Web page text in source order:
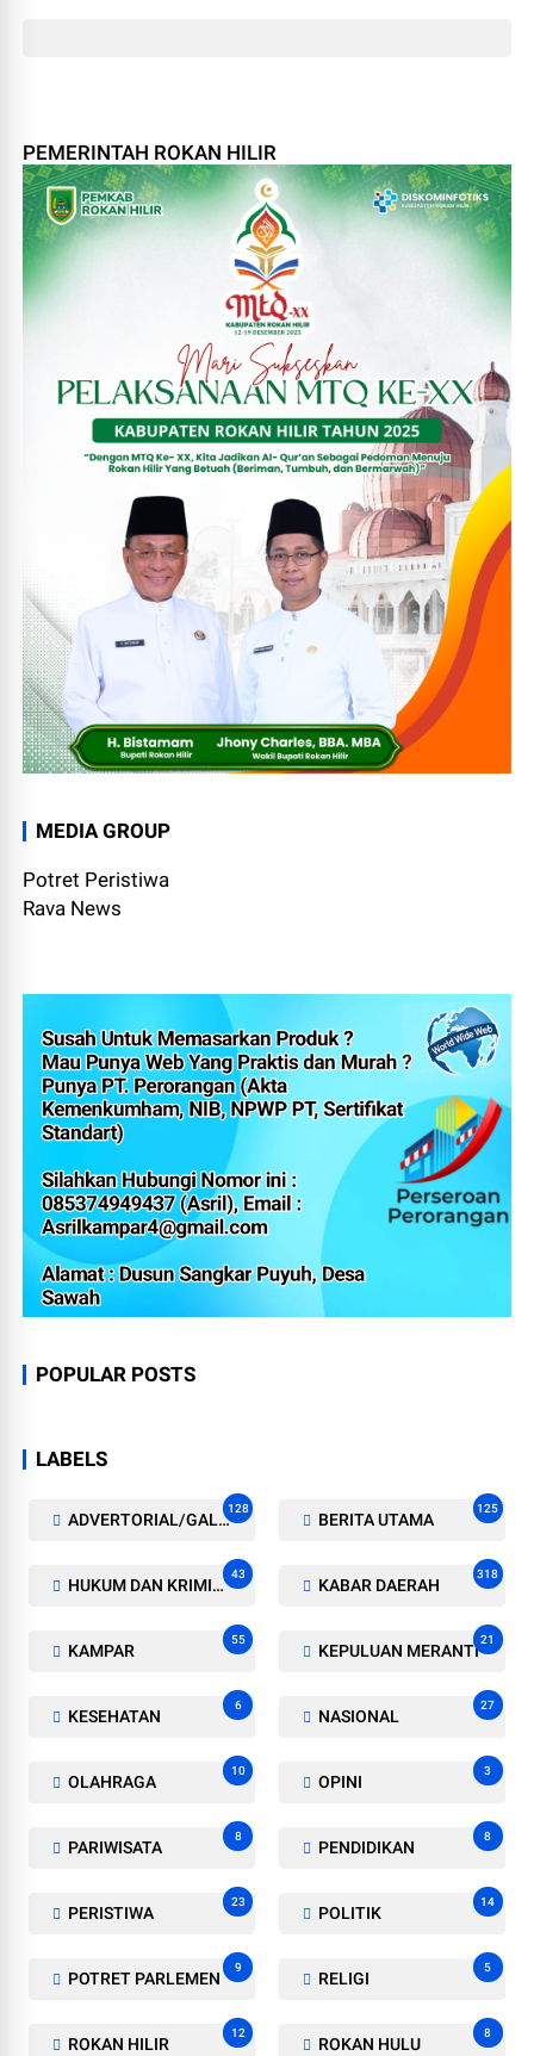
PEMERINTAH ROKAN HILIR
MEDIA GROUP
Potret Peristiwa
Rava News
POPULAR POSTS
LABELS
ADVERTORIAL/GALERI
128
BERITA UTAMA
125
HUKUM DAN KRIMINAL
43
KABAR DAERAH
318
KAMPAR
55
KEPULUAN MERANTI
21
KESEHATAN
6
NASIONAL
27
OLAHRAGA
10
OPINI
3
PARIWISATA
8
PENDIDIKAN
8
PERISTIWA
23
POLITIK
14
POTRET PARLEMEN
9
RELIGI
5
ROKAN HILIR
12
ROKAN HULU
8